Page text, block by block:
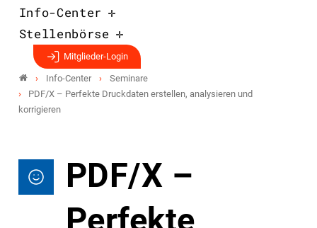
Info-Center
Stellenbörse
Mitglieder-Login
Info-Center
Seminare
PDF/X – Perfekte Druckdaten erstellen, analysieren und
korrigieren
PDF/X –
Perfekte